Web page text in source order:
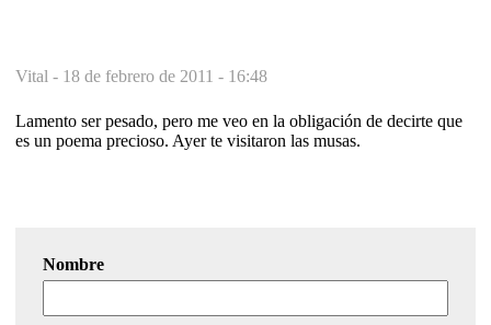
Vital - 18 de febrero de 2011 - 16:48
Lamento ser pesado, pero me veo en la obligación de decirte que
es un poema precioso. Ayer te visitaron las musas.
Nombre